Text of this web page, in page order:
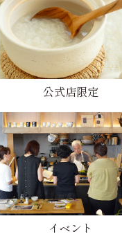
公式店限定
イベント